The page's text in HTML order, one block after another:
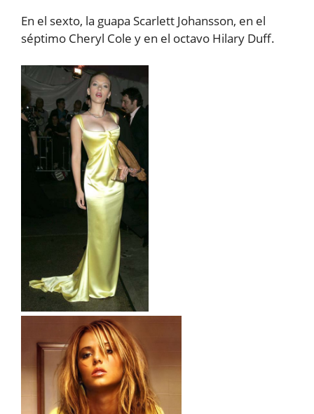
En el sexto, la guapa Scarlett Johansson, en el
séptimo Cheryl Cole y en el octavo Hilary Duff.